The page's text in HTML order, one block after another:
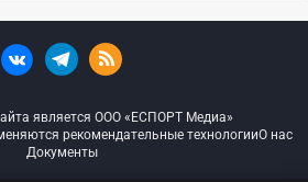
является ООО «ЕСПОРТ Медиа»
рекомендательные технологииО нас
Документы